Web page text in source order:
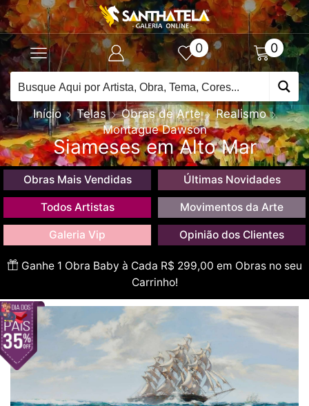
0 0
Início Telas Obras de Arte
Realismo
Montague Dawson
Siameses em Alto Mar
Obras Mais Vendidas Últimas Novidades
Todos Artistas Movimentos da Arte
Galeria Vip Opinião dos Clientes
Ganhe 1 Obra Baby à Cada R$ 299,00 em Obras no seu
Carrinho!